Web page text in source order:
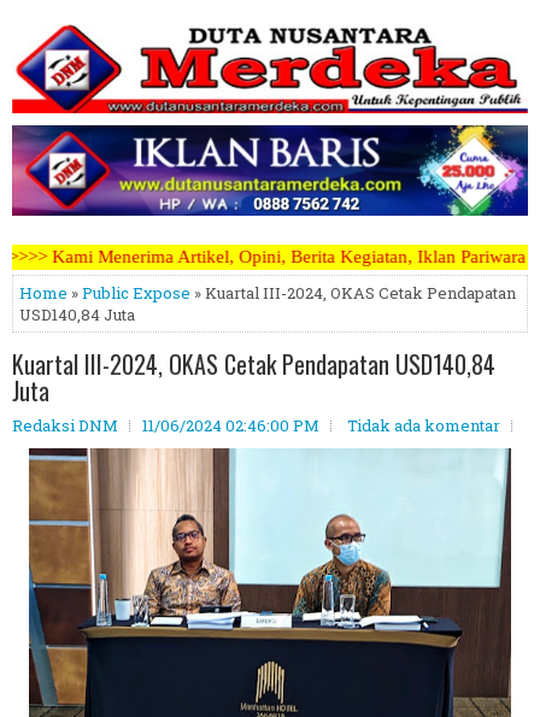
Opini, Berita Kegiatan, Iklan Pariwara dapat mengirimkannya
Home »Public Expose » Kuartal III-2024, OKAS Cetak Pendapatan
USD140,84 Juta
Kuartal III-2024, OKAS Cetak Pendapatan USD140,84
Juta
Redaksi DNM 11/06/2024 02:46:00 PM Tidak ada komentar